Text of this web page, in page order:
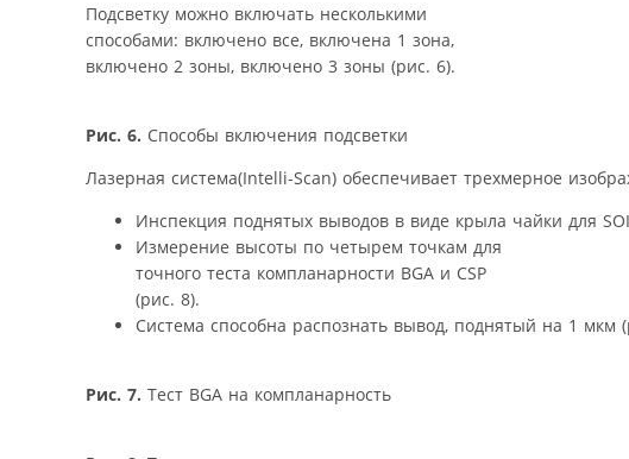
Подсветку можно включать несколькими
способами: включено все, включена 1 зона,
включено 2 зоны, включено 3 зоны (рис. 6).
Рис. 6. Способы включения подсветки
Лазерная система(Intelli-Scan) обеспечивает трехмерное
Инспекция поднятых выводов в виде крыла чайки для
Измерение высоты по четырем точкам для
точного теста компланарности BGA и CSP
(рис. 8).
Система способна распознать вывод, поднятый на 1 мкм
Рис. 7. Тест BGA на компланарность